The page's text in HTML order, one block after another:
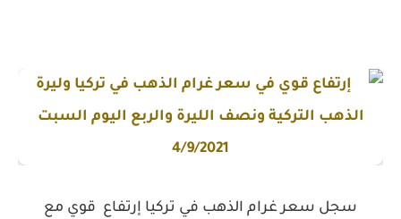
سجل سعر غرام الذهب في تركيا إرتفاع قوي مع